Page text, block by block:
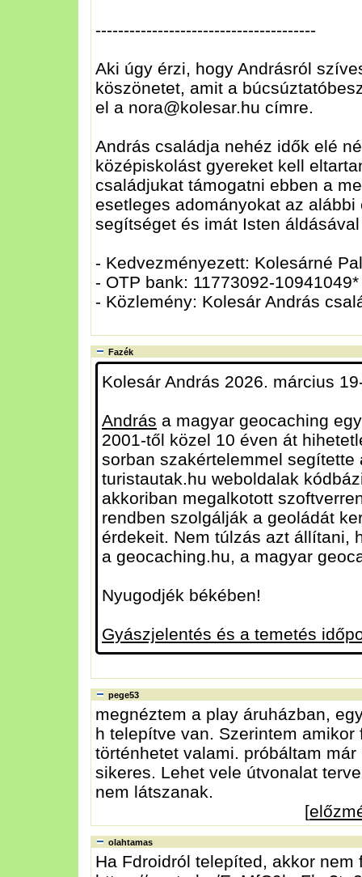
---------------------------------------
Aki úgy érzi, hogy Andrásról
köszönetet, amit a
el a nora@kolesar.hu címre.
András családja nehéz idők elé
középiskolást gyereket kell
családjukat támogatni ebben a
esetleges adományokat az
segítséget és imát Isten
- Kedvezményezett: Kolesárné
- OTP bank: 11773092-10941049*
- Közlemény: Kolesár András
Fazék
Kolesár András 2026. március
András a magyar geocaching
2001-től közel 10 éven át
sorban szakértelemmel
turistautak.hu weboldalak
akkoriban megalkotott
rendben szolgálják a geoládát
érdekeit. Nem túlzás azt állítani,
a geocaching.hu, a magyar
Nyugodjék békében!
Gyászjelentés és a temetés
pege53
megnéztem a play áruházban,
h telepítve van. Szerintem
történhetet valami. próbáltam
sikeres. Lehet vele útvonalat
nem látszanak.
[
olahtamas
Ha Fdroidról telepíted, akkor nem